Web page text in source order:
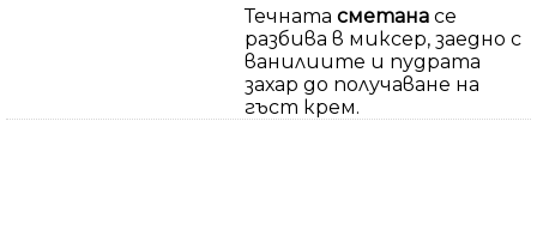
Течната сметана се
разбива в миксер, заедно с
ванилиите и пудрата
захар до получаване на
гъст крем.